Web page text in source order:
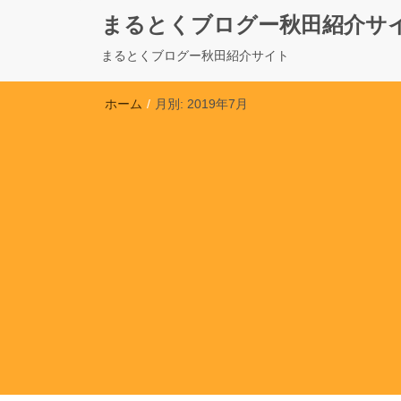
まるとくブログー秋田紹介サ
まるとくブログー秋田紹介サイト
ホーム / 月別: 2019年7月